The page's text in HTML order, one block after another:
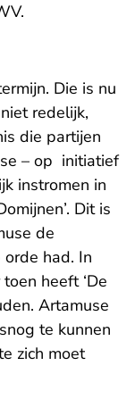
Die is nu
redelijk,
die partijen
– op initiatief
instromen in
Dit is
de
had. In
heeft ‘De
Artamuse
te kunnen
zich moet